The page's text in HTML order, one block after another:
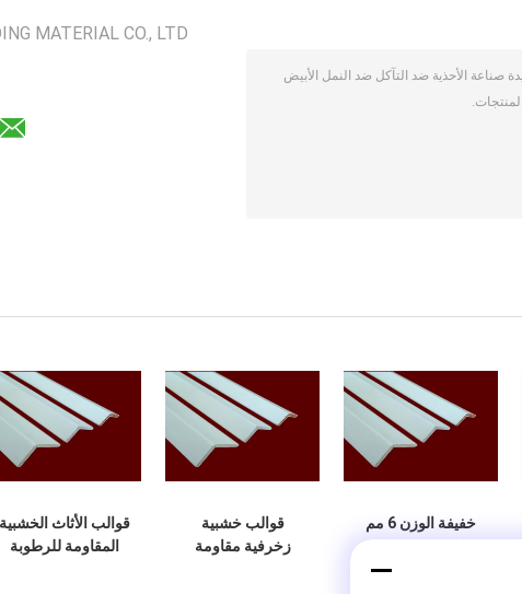
MATERIAL CO., LTD.
خفيفة الوزن 6 مم
ديكور خشبي صب
قوالب خشبية
زخرفية مقاومة
قوالب الأثاث الخشبية
المقاومة للرطوبة